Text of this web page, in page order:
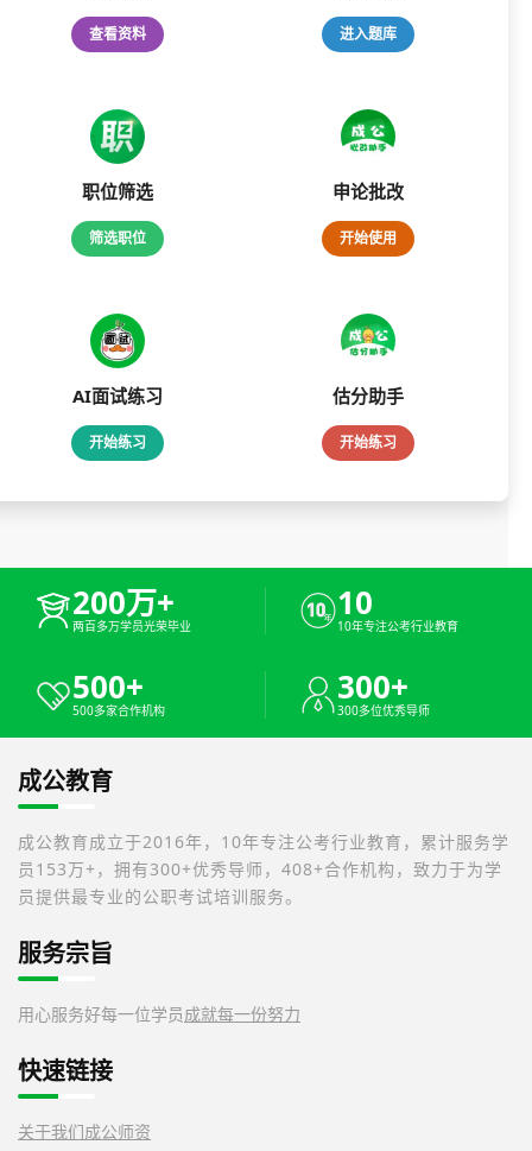
查看资料 进入题库
职位筛选
筛选职位
申论批改
开始使用
AI面试练习
开始练习
估分助手
开始练习
200万+
两百多万学员光荣毕业
10
10年专注公考行业教育
500+
500多家合作机构
300+
300多位优秀导师
成公教育
成公教育成立于2016年，10年专注公考行业教育，累计服务学
员153万+，拥有300+优秀导师，408+合作机构，致力于为学
员提供最专业的公职考试培训服务。
服务宗旨
用心服务好每一位学员成就每一份努力
快速链接
关于我们成公师资